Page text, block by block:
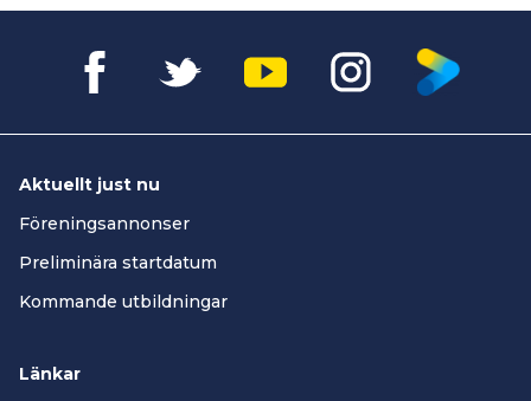
Aktuellt just nu
Föreningsannonser
Preliminära startdatum
Kommande utbildningar
Länkar